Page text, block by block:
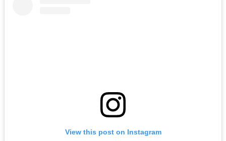
View this post on Instagram